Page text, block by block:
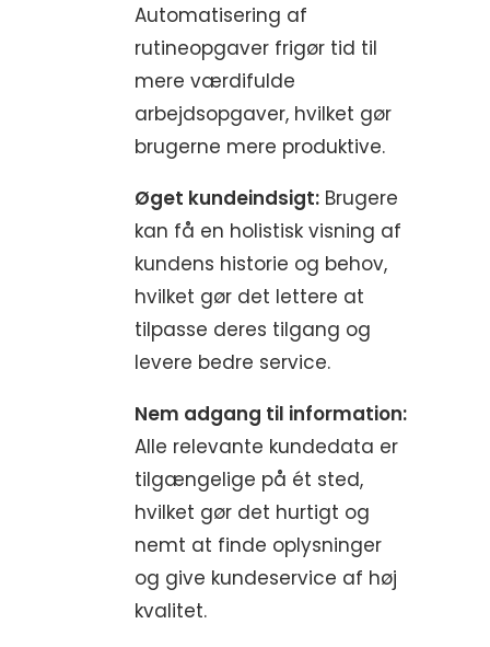
Automatisering af
rutineopgaver frigør tid til
mere værdifulde
arbejdsopgaver, hvilket gør
brugerne mere produktive.
Øget kundeindsigt: Brugere
kan få en holistisk visning af
kundens historie og behov,
hvilket gør det lettere at
tilpasse deres tilgang og
levere bedre service.
Nem adgang til information:
Alle relevante kundedata er
tilgængelige på ét sted,
hvilket gør det hurtigt og
nemt at finde oplysninger
og give kundeservice af høj
kvalitet.